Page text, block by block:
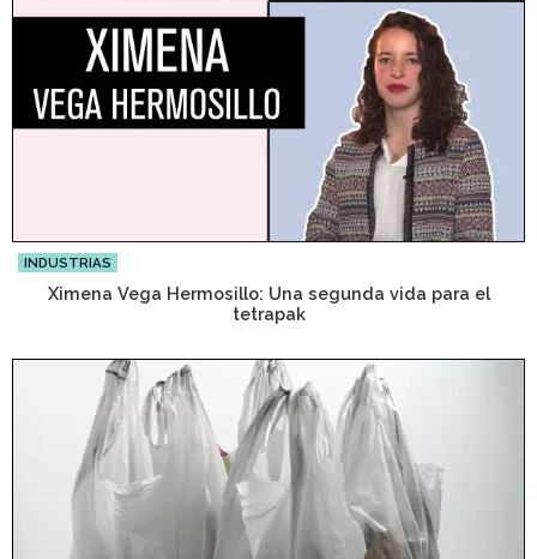
INDUSTRIAS
Ximena Vega Hermosillo: Una segunda vida para el
tetrapak